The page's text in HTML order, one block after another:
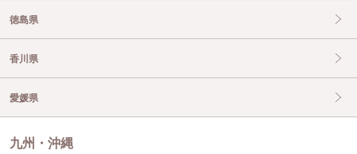
徳島県
香川県
愛媛県
九州・沖縄